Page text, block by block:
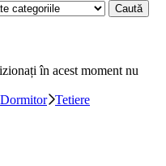
Caută
în acest moment nu
Dormitor Tetiere